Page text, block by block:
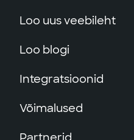
Loo uus veebileht
Loo blogi
Integratsioonid
Võimalused